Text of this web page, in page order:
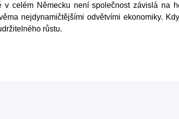
v celém Německu není společnost závislá na
nejdynamičtějšími odvětvími ekonomiky.
růstu.